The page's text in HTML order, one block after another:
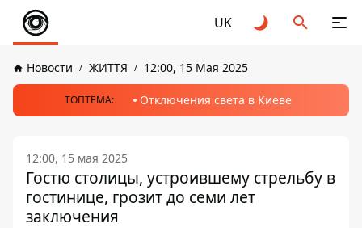
UK
Новости ЖИТТЯ 12:00, 15 Мая 2025
ТОПТЕМА: Отключения света в Киеве
12:00, 15 мая 2025
Гостю столицы, устроившему стрельбу в
гостинице, грозит до семи лет
заключения